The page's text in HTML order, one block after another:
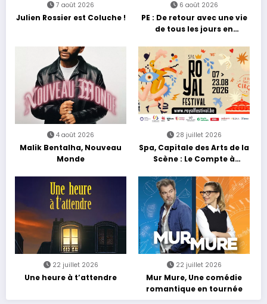
7 août 2026
Julien Rossier est Coluche !
6 août 2026
PE : De retour avec une vie
de tous les jours en
4 août 2026
Malik Bentalha, Nouveau
Monde
28 juillet 2026
Spa, Capitale des Arts de la
Scène : Le Compte à
22 juillet 2026
Une heure à t’attendre
22 juillet 2026
Mur Mure, Une comédie
romantique en tournée